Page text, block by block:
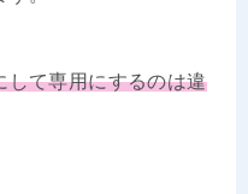
して専用にするのは違